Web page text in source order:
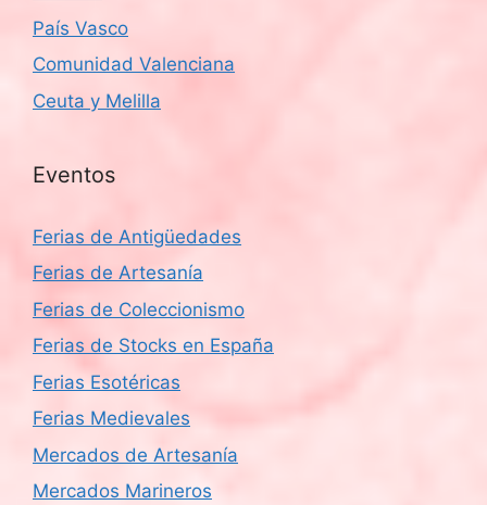
País Vasco
Comunidad Valenciana
Ceuta y Melilla
Eventos
Ferias de Antigüedades
Ferias de Artesanía
Ferias de Coleccionismo
Ferias de Stocks en España
Ferias Esotéricas
Ferias Medievales
Mercados de Artesanía
Mercados Marineros